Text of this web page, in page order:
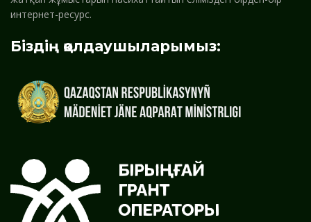
интернет-ресурс.
Біздің қолдаушыларымыз: